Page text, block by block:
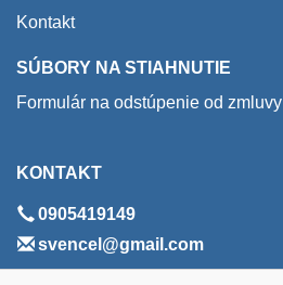
Kontakt
SÚBORY NA STIAHNUTIE
Formulár na odstúpenie od zmluvy
KONTAKT
0905419149
svencel@gmail.com